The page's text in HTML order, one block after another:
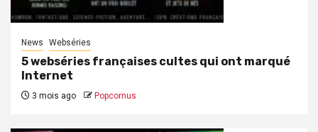
News Webséries
5 webséries françaises cultes qui ont marqué
Internet
3 mois ago Popcornus